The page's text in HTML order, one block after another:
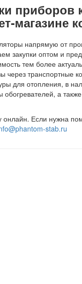
приборов
напрямую от
закупки оптом и
тем более
через транспортные
для отопления, в
а
онлайн. Если нужна
stab.ru